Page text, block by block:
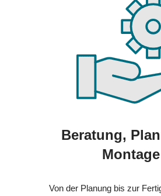
Beratung,
Montage
Von der Planung bis zur